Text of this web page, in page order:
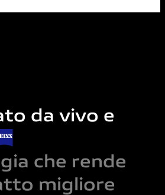
da vivo e
che rende
migliore